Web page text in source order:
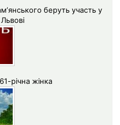
беруть участь у
річна жінка